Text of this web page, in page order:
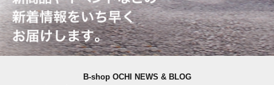
B-shop OCHI NEWS & BLOG